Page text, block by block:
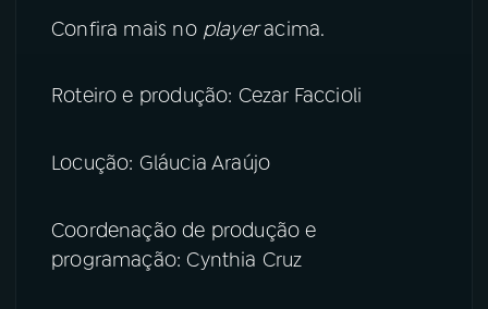
Confira mais no playeracima.
Roteiro e produção: Cezar Faccioli
Locução: Gláucia Araújo
Coordenação de produção e
programação: Cynthia Cruz